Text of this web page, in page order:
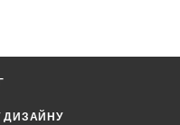
ДИЗАЙНУ